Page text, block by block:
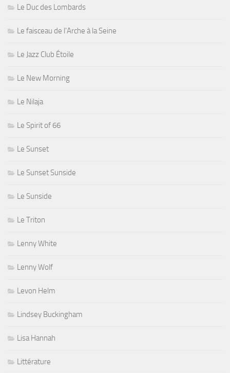
Le Duc des Lombards
Le faisceau de l'Arche à la Seine
Le Jazz Club Étoile
Le New Morning
Le Nilaja
Le Spirit of 66
Le Sunset
Le Sunset Sunside
Le Sunside
Le Triton
Lenny White
Lenny Wolf
Levon Helm
Lindsey Buckingham
Lisa Hannah
Littérature